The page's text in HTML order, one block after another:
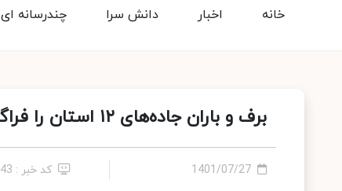
چندرسانه ای دانش سرا اخبار خانه
برف و باران جاده‌های ۱۲ استان را فراگرفت
1401/07/27 کد خبر : 10543